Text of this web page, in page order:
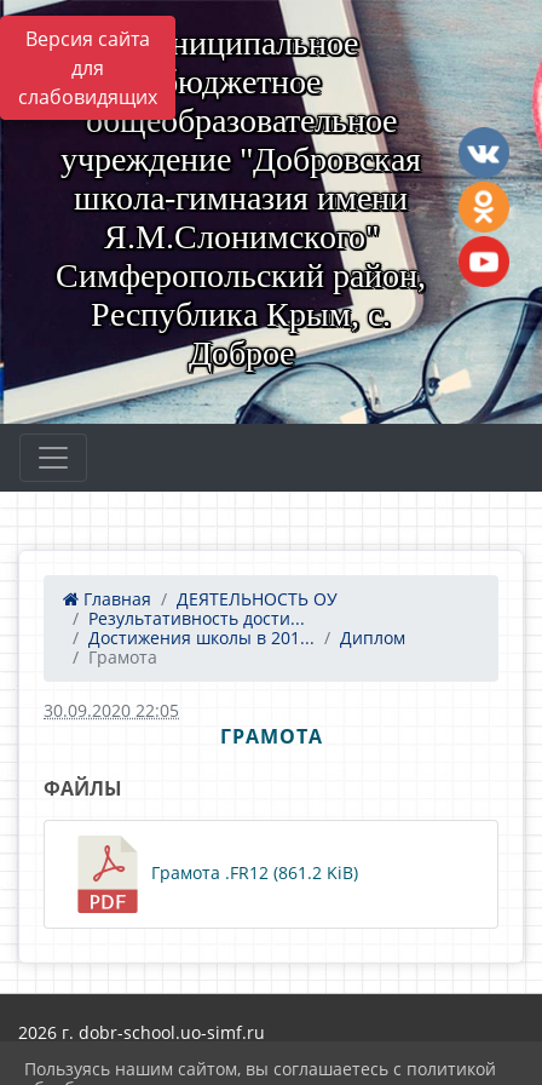
Версия сайта
для
слабовидящих
Муниципальное
бюджетное
общеобразовательное
учреждение "Добровская
школа-гимназия имени
Я.М.Слонимского"
Симферопольский район,
Республика Крым, с.
Доброе
Главная
ДЕЯТЕЛЬНОСТЬ ОУ
Результативность дости...
Достижения школы в 201...
Диплом
Грамота
30.09.2020 22:05
ГРАМОТА
ФАЙЛЫ
Грамота .FR12 (861.2 KiB)
2026 г. dobr-school.uo-simf.ru
Карта сайта
Пользуясь нашим сайтом, вы соглашаетесь с политикой